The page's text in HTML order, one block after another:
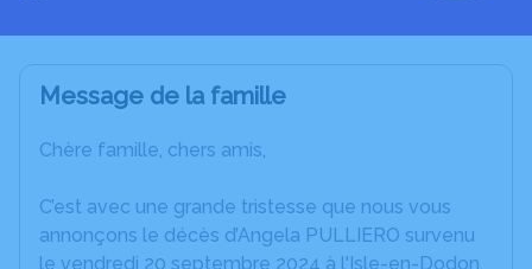
Message de la famille
Chère famille, chers amis,
C’est avec une grande tristesse que nous vous
annonçons le décès d’Angela PULLIERO survenu
le vendredi 20 septembre 2024 à l'Isle-en-Dodon.